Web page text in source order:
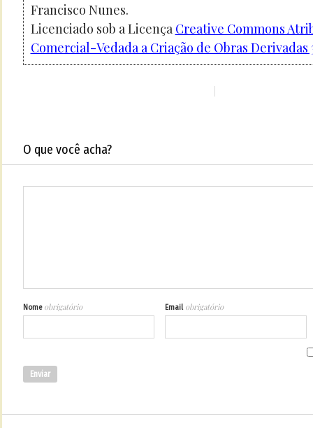
Francisco Nunes.
Licenciado sob a Licença Creative Commons
Comercial-Vedada a Criação de Obras Derivadas
O que você acha?
Nome obrigatório Email obrigatório